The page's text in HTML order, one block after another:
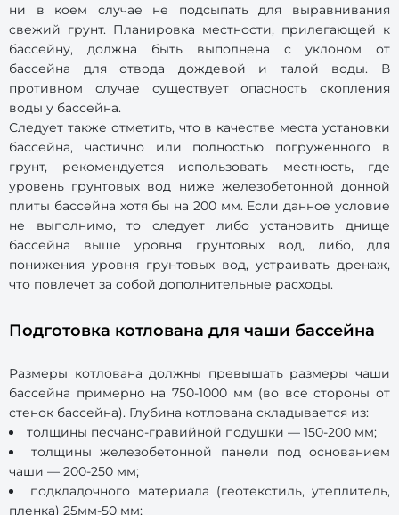
ни в коем случае не подсыпать для выравнивания
свежий грунт. Планировка местности, прилегающей к
бассейну, должна быть выполнена с уклоном от
бассейна для отвода дождевой и талой воды. В
противном случае существует опасность скопления
воды у бассейна.
Следует также отметить, что в качестве места установки
бассейна, частично или полностью погруженного в
грунт, рекомендуется использовать местность, где
уровень грунтовых вод ниже железобетонной донной
плиты бассейна хотя бы на 200 мм. Если данное условие
не выполнимо, то следует либо установить днище
бассейна выше уровня грунтовых вод, либо, для
понижения уровня грунтовых вод, устраивать дренаж,
что повлечет за собой дополнительные расходы.
Подготовка котлована для чаши бассейна
Размеры котлована должны превышать размеры чаши
бассейна примерно на 750-1000 мм (во все стороны от
стенок бассейна). Глубина котлована складывается из:
толщины песчано-гравийной подушки — 150-200 мм;
толщины железобетонной панели под основанием
чаши — 200-250 мм;
подкладочного материала (геотекстиль, утеплитель,
пленка) 25мм-50 мм;